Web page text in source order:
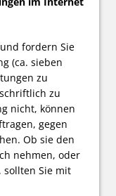
fordern Sie
(ca. sieben
zu
zu
nicht, können
gegen
Ob sie den
nehmen, oder
sollten Sie mit